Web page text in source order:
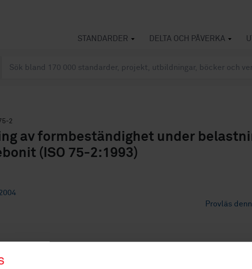
STANDARDER DELTA OCH PÅVERKA
2
av formbeständighet under
(ISO 75-2:1993)
Provläs